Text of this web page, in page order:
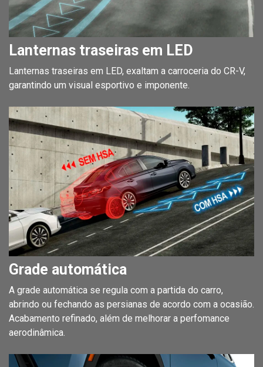
Lanternas traseiras em LED
Lanternas traseiras em LED, exaltam a carroceria do CR-V,
garantindo um visual esportivo e imponente.
Grade automática
A grade automática se regula com a partida do carro,
abrindo ou fechando as persianas de acordo com a ocasião.
Acabamento refinado, além de melhorar a perfomance
aerodinâmica.